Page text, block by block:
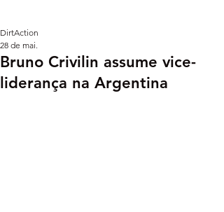
Bruno Crivilin assume vice-
liderança na Argentina
DirtAction
28 de mai.